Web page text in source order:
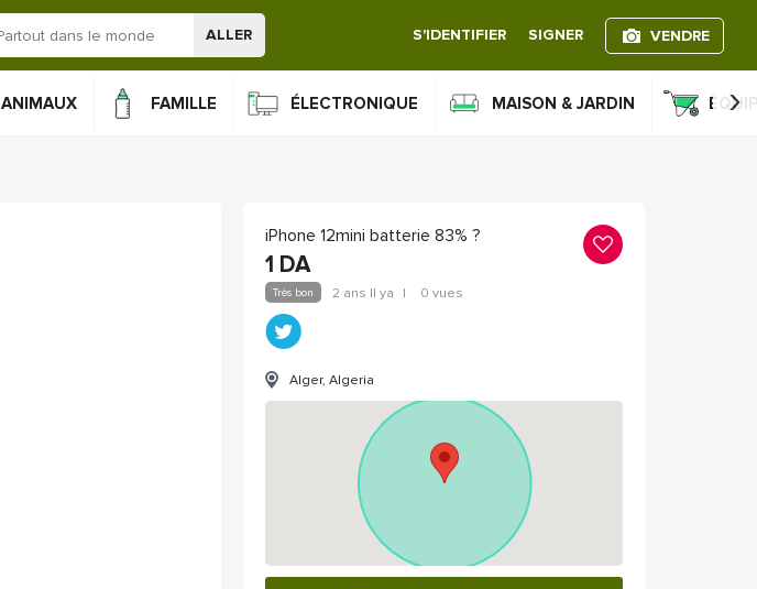
ALLER S'IDENTIFIER SIGNER VENDRE
ANIMAUX FAMILLE ÉLECTRONIQUE MAISON & JARDIN ›
iPhone 12mini batterie 83% ?
1 DA
Très bon 2 ans Il ya | 0 vues
Alger, Algeria